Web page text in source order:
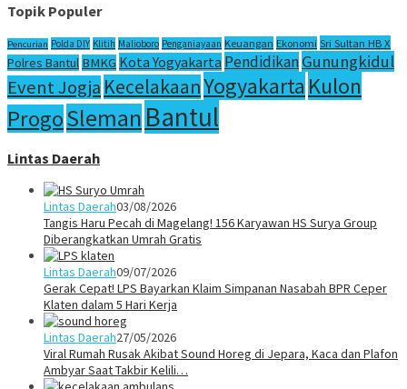
Topik Populer
Pencurian Polda DIY Klitih Malioboro Penganiayaan Keuangan Ekonomi Sri Sultan HB X
Polres Bantul BMKG Kota Yogyakarta PendidikanGunungkidul
Event Jogja KecelakaanYogyakarta Kulon
ProgoSleman Bantul
Lintas Daerah
Lintas Daerah03/08/2026
Tangis Haru Pecah di Magelang! 156 Karyawan HS Surya Group
Diberangkatkan Umrah Gratis
Lintas Daerah09/07/2026
Gerak Cepat! LPS Bayarkan Klaim Simpanan Nasabah BPR Ceper
Klaten dalam 5 Hari Kerja
Lintas Daerah27/05/2026
Viral Rumah Rusak Akibat Sound Horeg di Jepara, Kaca dan Plafon
Ambyar Saat Takbir Kelili…